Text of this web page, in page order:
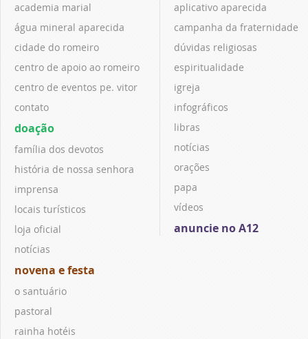
academia marial
água mineral aparecida
cidade do romeiro
centro de apoio ao romeiro
centro de eventos pe. vitor
contato
doação
família dos devotos
história de nossa senhora
imprensa
locais turísticos
loja oficial
notícias
novena e festa
o santuário
pastoral
rainha hotéis
aplicativo aparecida
campanha da fraternidade
dúvidas religiosas
espiritualidade
igreja
infográficos
libras
notícias
orações
papa
vídeos
anuncie no A12